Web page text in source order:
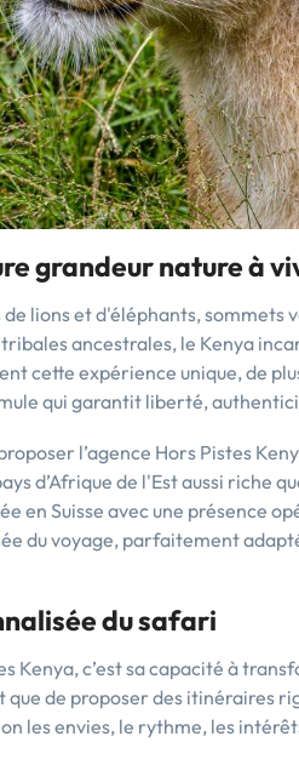
grandeur nature à
lions et d'éléphants, sommets
ancestrales, le Kenya
cette expérience unique, de
qui garantit liberté,
l’agence Hors Pistes
d’Afrique de l'Est aussi riche
en Suisse avec une présence
du voyage, parfaitement
du safari
Kenya, c’est sa capacité à
de proposer des itinéraires
les envies, le rythme, les